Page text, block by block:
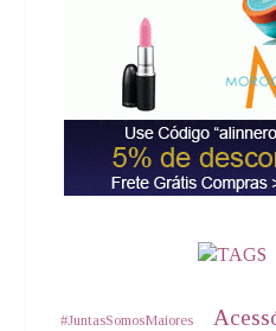
#JuntasSomosMaiores